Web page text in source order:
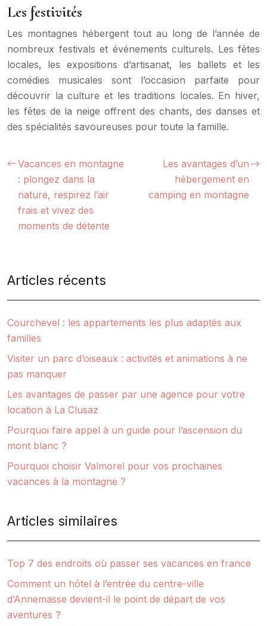
Les festivités
Les montagnes hébergent tout au long de l’année de
nombreux festivals et événements culturels. Les fêtes
locales, les expositions d’artisanat, les ballets et les
comédies musicales sont l’occasion parfaite pour
découvrir la culture et les traditions locales. En hiver,
les fêtes de la neige offrent des chants, des danses et
des spécialités savoureuses pour toute la famille.
Vacances en montagne
: plongez dans la
nature, respirez l’air
frais et vivez des
moments de détente
Les avantages d’un
hébergement en
camping en montagne
Articles récents
Courchevel : les appartements les plus adaptés aux
familles
Visiter un parc d’oiseaux : activités et animations à ne
pas manquer
Les avantages de passer par une agence pour votre
location à La Clusaz
Pourquoi faire appel à un guide pour l’ascension du
mont blanc ?
Pourquoi choisir Valmorel pour vos prochaines
vacances à la montagne ?
Articles similaires
Top 7 des endroits où passer ses vacances en france
Comment un hôtel à l’entrée du centre-ville
d’Annemasse devient-il le point de départ de vos
aventures ?